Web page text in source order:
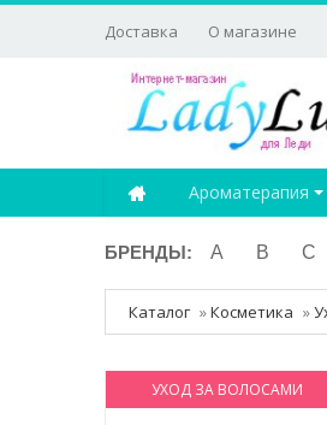
Доставка О магазине
Ароматерапия
БРЕНДЫ: A B C
Каталог »Косметика »
УХОД ЗА ВОЛОСАМИ